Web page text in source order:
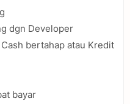
dgn Developer
bertahap atau Kredit
bayar